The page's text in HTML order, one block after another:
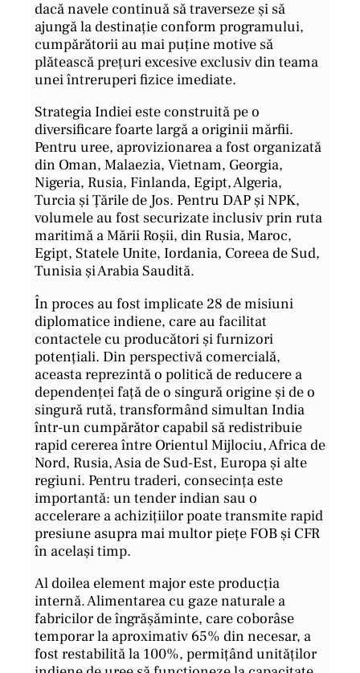
dacă navele continuă să traverseze și să
ajungă la destinație conform programului,
cumpărătorii au mai puține motive să
plătească prețuri excesive exclusiv din teama
unei întreruperi fizice imediate.
Strategia Indiei este construită pe o
diversificare foarte largă a originii mărfii.
Pentru uree, aprovizionarea a fost organizată
din Oman, Malaezia, Vietnam, Georgia,
Nigeria, Rusia, Finlanda, Egipt, Algeria,
Turcia și Țările de Jos. Pentru DAP și NPK,
volumele au fost securizate inclusiv prin ruta
maritimă a Mării Roșii, din Rusia, Maroc,
Egipt, Statele Unite, Iordania, Coreea de Sud,
Tunisia și Arabia Saudită.
În proces au fost implicate 28 de misiuni
diplomatice indiene, care au facilitat
contactele cu producători și furnizori
potențiali. Din perspectivă comercială,
aceasta reprezintă o politică de reducere a
dependenței față de o singură origine și de o
singură rută, transformând simultan India
într-un cumpărător capabil să redistribuie
rapid cererea între Orientul Mijlociu, Africa de
Nord, Rusia, Asia de Sud-Est, Europa și alte
regiuni. Pentru traderi, consecința este
importantă: un tender indian sau o
accelerare a achizițiilor poate transmite rapid
presiune asupra mai multor piețe FOB și CFR
în același timp.
Al doilea element major este producția
internă. Alimentarea cu gaze naturale a
fabricilor de îngrășăminte, care coborâse
temporar la aproximativ 65% din necesar, a
fost restabilită la 100%, permițând unităților